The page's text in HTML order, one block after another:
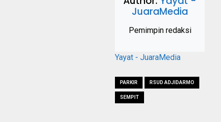
JuaraMedia
Pemimpin redaksi
Yayat - JuaraMedia
PARKIR RSUD ADJIDARMO
SEMPIT